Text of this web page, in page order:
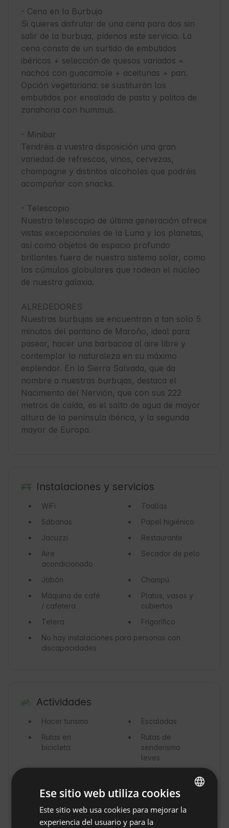
- Cena en la Burbuja
Si quieres disfrutar de una cena para dos sin
salir de la burbuja, pídenos este servicio. La
cena consta de un surtido de embutidos
ibéricos + selección de quesos variados +
nachos con guacamole + aceitunas + pan.
Opción vegetariana: se sustituirán los
embutidos por ensalada de pasta y palitos de
zanahoria con hummus.
- Minibar
Tendréis a vuestra disposición una gran
variedad de refrescos, vinos, cervezas,
champagne y distintos alcoholes que podréis
acompañar con snacks.
- Telescopio
Nuestro telescopio de última generación ofrece
vistas excepcionales de la Luna y los planetas,
así como objetos de espacio profundo
brillantes fuera de nuestro sistema solar, como
los cúmulos globulares que rodean el núcleo
de nuestra galaxia.
ALREDEDORES
Nuestras burbujas se encuentran a tan solo 5
minutos del pantano de Maroño, ideal para
pasear, hacer una barbacoa al aire libre y
contemplar la naturaleza en su máximo
esplendor. En la Sierra Salvada, que da
nombre a nuestras burbujas, destaca el
Nacimiento del Nervión, que con sus 222
metros de caída, es el salto de agua de mayor
altura de la península ibérica, y la segunda
mayor de Europa.
Instalaciones y servicios
WiFi
Toallas
Sábanas
Papel higiénico
Jacuzzi
Restaurante
Aire
acondicionado
Secador de pelo
Jabón
Champú
Máquina de café
/ cafetera
Platos, vasos y
cubiertos
Tetera
Frigorífico
No hay instalaciones para personas con
discapacidades
Actividades
Hacer turismo
Escaladas
Rutas en
bicicleta
Rutas de
senderismo
leves
Clases de yoga
ENGLISH
Ese sitio web utiliza cookies
Este sitio web usa cookies para mejorar la
experiencia del usuario y para la